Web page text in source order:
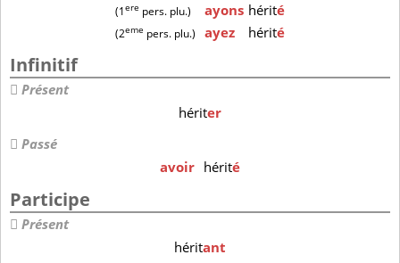
(1ere pers. plu.) ayons hérité
(2eme pers. plu.) ayez hérité
Infinitif
Présent
hériter
Passé
avoir hérité
Participe
Présent
héritant